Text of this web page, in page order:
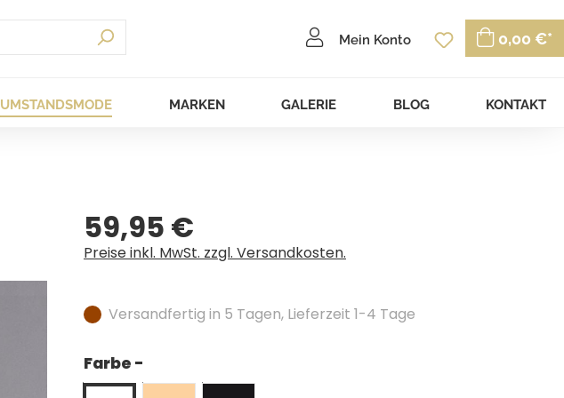
Mein Konto Du hast 0
0,00 €*
UMSTANDSMODE MARKEN GALERIE BLOG KONTAKT
Regulärer Preis:
59,95 €
Preise inkl. MwSt. zzgl. Versandkosten.
Versandfertig in 5 Tagen, Lieferzeit 1-4 Tage
Farbe -